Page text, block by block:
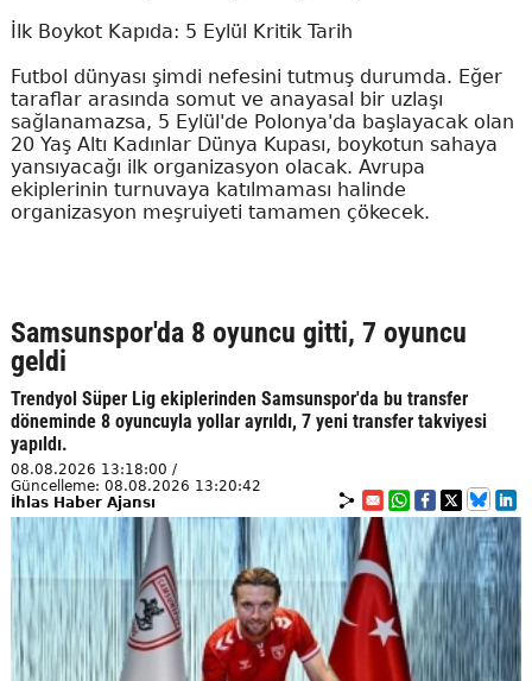
İlk Boykot Kapıda: 5 Eylül Kritik Tarih
Futbol dünyası şimdi nefesini tutmuş durumda. Eğer
taraflar arasında somut ve anayasal bir uzlaşı
sağlanamazsa, 5 Eylül'de Polonya'da başlayacak olan
20 Yaş Altı Kadınlar Dünya Kupası, boykotun sahaya
yansıyacağı ilk organizasyon olacak. Avrupa
ekiplerinin turnuvaya katılmaması halinde
organizasyon meşruiyeti tamamen çökecek.
Samsunspor'da 8 oyuncu gitti, 7 oyuncu
geldi
Trendyol Süper Lig ekiplerinden Samsunspor'da bu transfer
döneminde 8 oyuncuyla yollar ayrıldı, 7 yeni transfer takviyesi
yapıldı.
08.08.2026 13:18:00 /
Güncelleme: 08.08.2026 13:20:42
İhlas Haber Ajansı